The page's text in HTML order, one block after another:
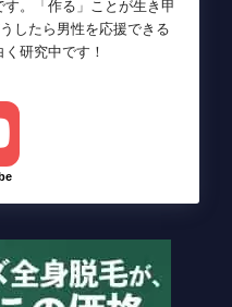
。「作る」ことが生き甲
したら男性を応援できる
研究中です！